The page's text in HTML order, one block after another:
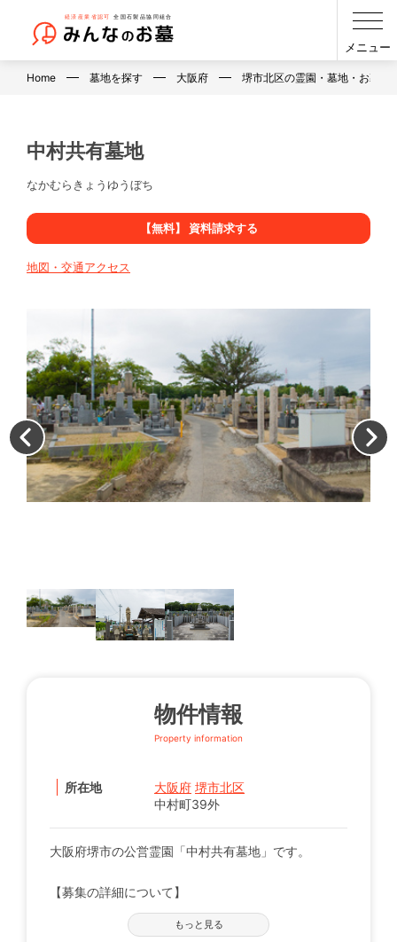
メニュー
Home 墓地を探す 大阪府 堺市北区の霊園・墓地・お墓
中村共有墓地
なかむらきょうゆうぼち
【無料】 資料請求する
地図・交通アクセス
物件情報
Property information
所在地 大阪府 堺市北区
中村町39外
大阪府堺市の公営霊園「中村共有墓地」です。
【募集の詳細について】
管轄の自治体窓口へお問い合わせください。
※募集は不定期で、申込に際する諸条件がございま
もっと見る